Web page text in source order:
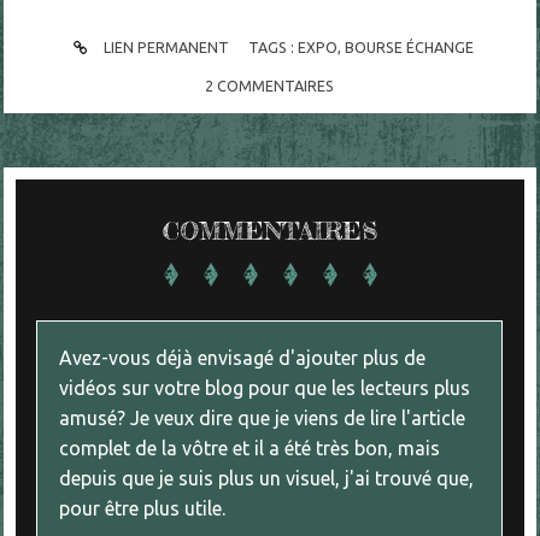
LIEN PERMANENT TAGS : EXPO BOURSE ÉCHANGE
2 COMMENTAIRES
COMMENTAIRES
Avez-vous déjà envisagé d'ajouter plus de
vidéos sur votre blog pour que les lecteurs plus
amusé? Je veux dire que je viens de lire l'article
complet de la vôtre et il a été très bon, mais
depuis que je suis plus un visuel, j'ai trouvé que,
pour être plus utile.